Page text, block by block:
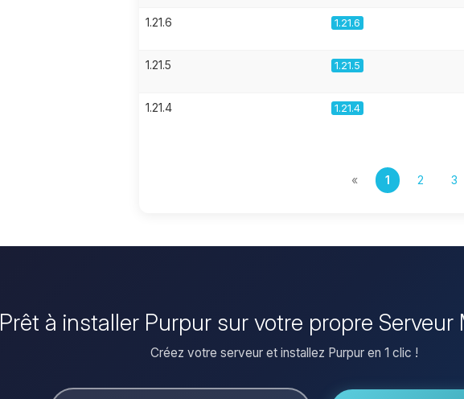
1.21.6 1.21.6
1.21.5 1.21.5
1.21.4 1.21.4
« 1 2 3
Prêt à installer Purpur sur votre propre Serveur
Créez votre serveur et installez Purpur en 1 clic !